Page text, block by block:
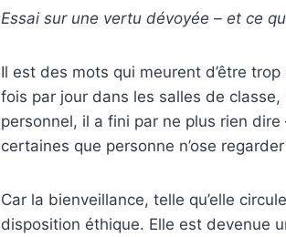
Essai sur une vertu dévoyée – et ce
Il est des mots qui meurent d’être trop
fois par jour dans les salles de
personnel, il a fini par ne plus rien
certaines que personne n’ose
Car la bienveillance, telle qu’elle
disposition éthique. Elle est devenue